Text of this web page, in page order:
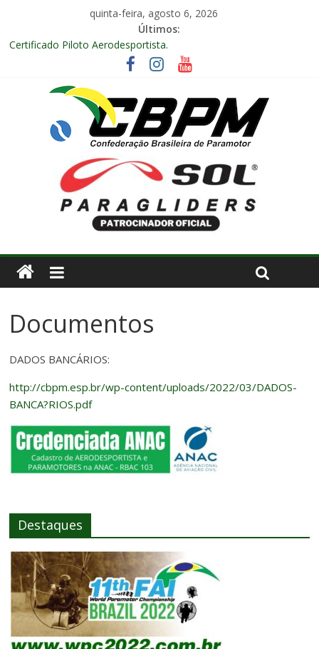
quinta-feira, agosto 6, 2026
Últimos:
Certificado Piloto Aerodesportista.
Encontro Nacional de Aerodesporto no Arraiá Aéreo realizado
no Aeroclube de Bauru – SP.
Anuidade 2026
Arraiá Aéreo 2025 em Bauru – SP
Decisão Nº 675, 16 anos.
Documentos
DADOS BANCÁRIOS:
http://cbpm.esp.br/wp-content/uploads/2022/03/DADOS-
BANCA?RIOS.pdf
Destaques